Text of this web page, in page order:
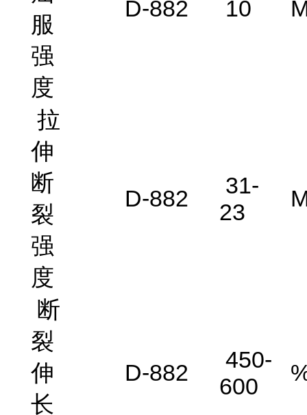
服
强
度
D-882 10
拉
伸
断
裂
强
度
D-882
31-
23
断
裂
伸
长
D-882
450-
600